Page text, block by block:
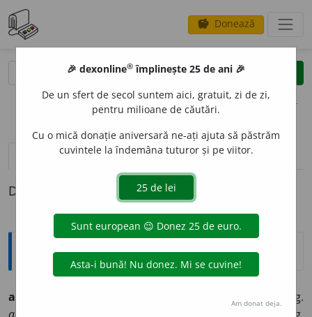
savings Donează
clear
opțiuni
definiții (1) pronunțievolume_up (50)
Definiția cu ID-ul 220495:
Ortografice DOOM
ad
imperf. 3 sg.
🎉 dexonline® împlinește 25 de ani 🎉
De un sfert de secol suntem aici, gratuit, zi de zi,
pentru milioane de căutări.
Cu o mică donație aniversară ne-ați ajuta să păstrăm
cuvintele la îndemâna tuturor și pe viitor.
Am donat deja.